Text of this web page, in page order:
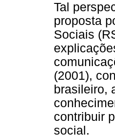
Tal
proposta
Sociais
(2001),
brasileiro,
contribuir
social.